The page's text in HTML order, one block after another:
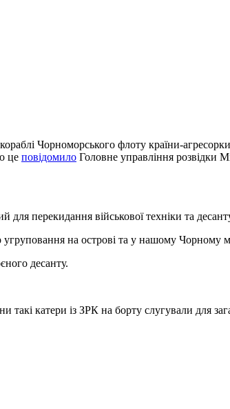
Чорноморського флоту країни-
це повідомило Головне управління розвідки
для перекидання військової техніки та
угруповання на острові та у нашому Чорному
десанту.
такі катери із ЗРК на борту слугували для